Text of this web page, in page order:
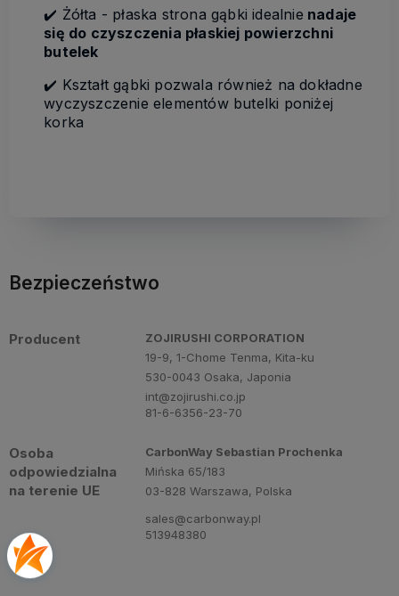
✔️ Żółta - płaska strona gąbki idealnie nadaje
się do czyszczenia płaskiej powierzchni
butelek
✔️ Kształt gąbki pozwala również na dokładne
wyczyszczenie elementów butelki poniżej
korka
Bezpieczeństwo
Producent
ZOJIRUSHI CORPORATION
19-9, 1-Chome Tenma, Kita-ku
530-0043 Osaka, Japonia
int@zojirushi.co.jp
81-6-6356-23-70
Osoba
odpowiedzialna
na terenie UE
CarbonWay Sebastian Prochenka
Mińska 65/183
03-828 Warszawa, Polska
sales@carbonway.pl
513948380